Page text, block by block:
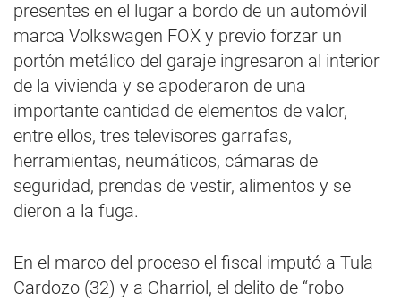
presentes en el lugar a bordo de un automóvil
marca Volkswagen FOX y previo forzar un
portón metálico del garaje ingresaron al interior
de la vivienda y se apoderaron de una
importante cantidad de elementos de valor,
entre ellos, tres televisores garrafas,
herramientas, neumáticos, cámaras de
seguridad, prendas de vestir, alimentos y se
dieron a la fuga.
En el marco del proceso el fiscal imputó a Tula
Cardozo (32) y a Charriol, el delito de “robo